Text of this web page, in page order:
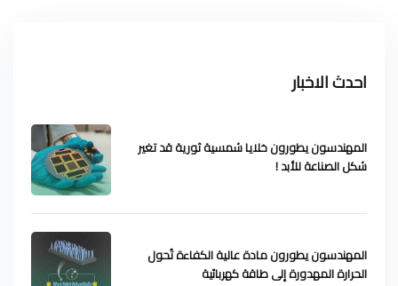
احدث الاخبار
المهندسون يطورون خلايا شمسية ثورية قد تغير
شكل الصناعة للأبد !
المهندسون يطورون مادة عالية الكفاءة تُحول
الحرارة المهدورة إلى طاقة كهربائية